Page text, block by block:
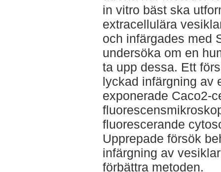
in vitro bäst ska
extracellulära
och infärgades med
undersöka om en
ta upp dessa. Ett
lyckad infärgning av
exponerade Caco2-
fluorescerande
Upprepade försök
infärgning av
förbättra metoden.